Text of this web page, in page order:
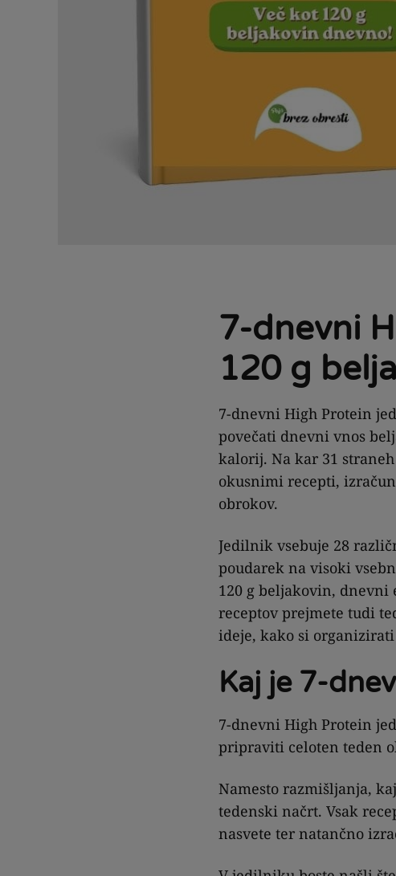
7-dnevni
120 g
7-dnevni High Protein
povečati dnevni vnos
kalorij. Na kar 31
okusnimi recepti,
obrokov.
Jedilnik vsebuje 28
poudarek na visoki
120 g beljakovin, dnevni
receptov prejmete tudi
ideje, kako si
Kaj je 7-
7-dnevni High Protein
pripraviti celoten teden
Namesto razmišljanja,
tedenski načrt. Vsak
nasvete ter natančno